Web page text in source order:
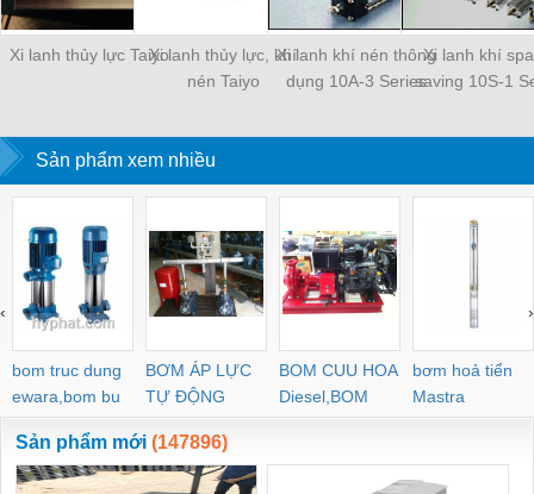
Xi lanh thủy lực TaiyoXi lanh thủy lực, khí
nén Taiyo
Xi lanh khí nén thông
dụng 10A-3 Series
Xi lanh khí
saving 10S-1
Sản phẩm xem nhiều
bom truc dung
ewara,bom bu
ewara
BƠM ÁP LỰC
TỰ ĐỘNG
BOM CUU HOA
Diesel,BOM
CHUA CHAY
bơm hoả tiển
Mastra
‹ ›
Sản phẩm mới (147896)